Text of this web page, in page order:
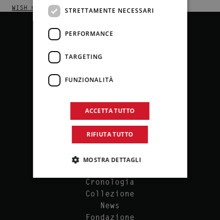
WISH magazine
P.IVA 00540080827
Via Butera, 18 – Palermo
Cronologia
Collezione
News
Fondazione
STRETTAMENTE NECESSARI
PERFORMANCE
TARGETING
FUNZIONALITÀ
ACCETTA TUTTO
RIFIUTA TUTTO
MOSTRA DETTAGLI